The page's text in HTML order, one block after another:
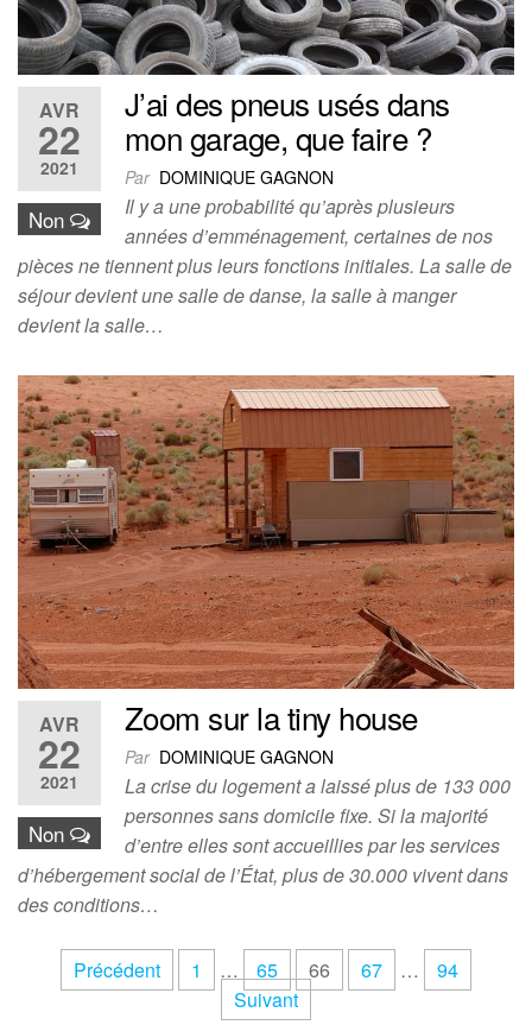
AVR
22
2021
Non
J’ai des pneus usés dans
mon garage, que faire ?
Par DOMINIQUE GAGNON
Il y a une probabilité qu’après plusieurs
années d’emménagement, certaines de nos
pièces ne tiennent plus leurs fonctions initiales. La salle de
séjour devient une salle de danse, la salle à manger
devient la salle…
AVR
22
2021
Non
Zoom sur la tiny house
Par DOMINIQUE GAGNON
La crise du logement a laissé plus de 133 000
personnes sans domicile fixe. Si la majorité
d’entre elles sont accueillies par les services
d’hébergement social de l’État, plus de 30.000 vivent dans
des conditions…
Pagination
Précédent 1 … 65 66 67 …
94
Suivant